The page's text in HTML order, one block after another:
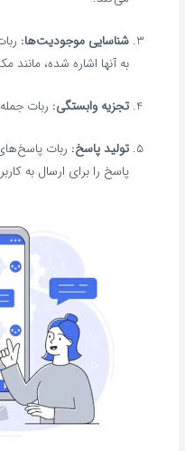
شناسایی موجودیت‌ها:
به آنها اشاره شده، مانند
تجزیه وابستگی: ربات
تولید پاسخ: ربات
پاسخ را برای ارسال به